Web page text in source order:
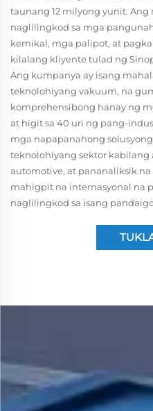
taunang 12 milyong yunit.
naglilingkod sa mga
kemikal, mga palipot, at
kilalang kliyente tulad ng
Ang kumpanya ay isang
teknolohiyang vakuum, na
komprehensibong hanay ng
at higit sa 40 uri ng pang-
mga napapanahong
teknolohiyang sektor kabilang
automotive, at pananaliksik
mahigpit na internasyonal na
naglilingkod sa isang